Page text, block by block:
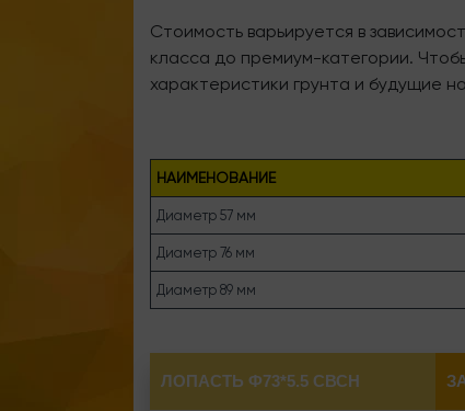
Стоимость варьируется в
класса до премиум-категории.
характеристики грунта и будущие
НАИМЕНОВАНИЕ
Диаметр 57 мм
Диаметр 76 мм
Диаметр 89 мм
ЛОПАСТЬ Ф73*5.5 СВСН